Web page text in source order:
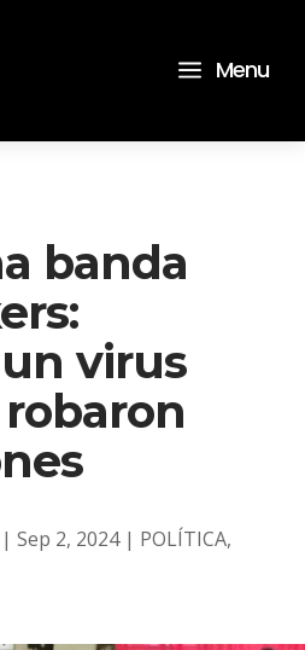
a Menu
banda
virus
| Sep 2, 2024| POLÍTICA,